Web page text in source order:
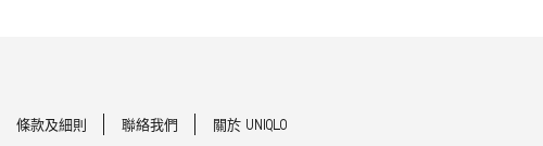
條款及細則 聯絡我們 關於 UNIQLO